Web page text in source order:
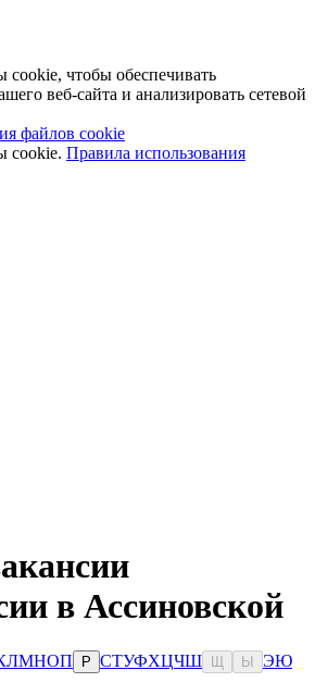
чтобы обеспечивать
веб-сайта и анализировать сетевой
файлов cookie
cookie. Правила использования
в Ассиновской
ЛМНОП Р СТУФХЦЧШ Ы ЭЮ